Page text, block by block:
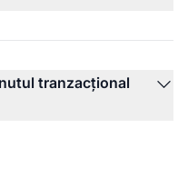
tranzacțional